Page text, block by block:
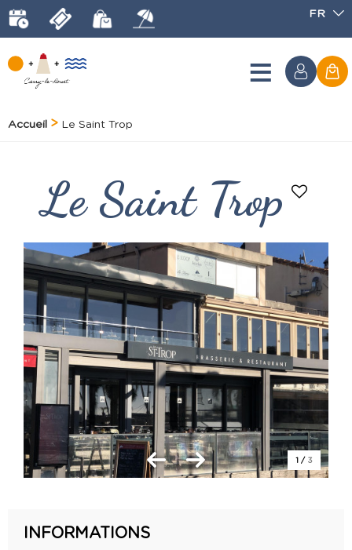
FR
Accueil Le Saint Trop
Le Saint Trop
1 / 3
INFORMATIONS